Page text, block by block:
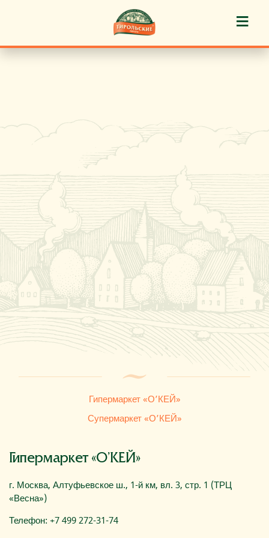
Гипермаркет «О’КЕЙ»
Супермаркет «О’КЕЙ»
Гипермаркет «О’КЕЙ»
г. Москва, Алтуфьевское ш., 1-й км, вл. 3, стр. 1 (ТРЦ
«Весна»)
Телефон: +7 499 272-31-74
≡
Пирожные «Тирольские» ®
Торты «Тирольские» ®
Куличи
Кафе-кондитерские
Новости
Где купить
О компании